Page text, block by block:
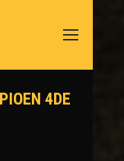
4DE